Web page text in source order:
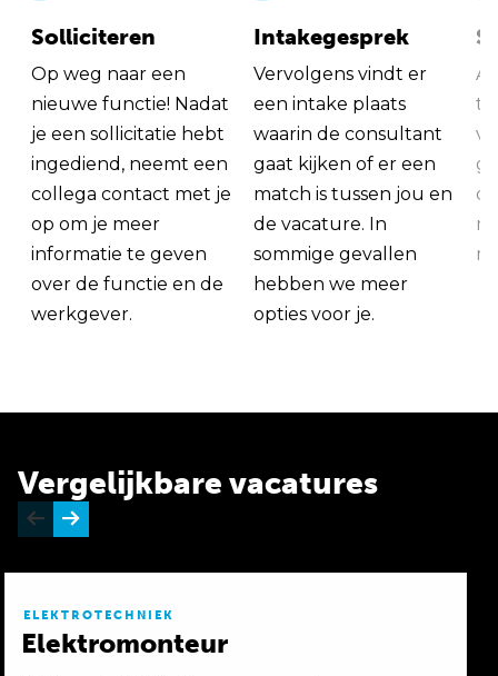
Solliciteren
Op weg naar een
nieuwe functie! Nadat
je een sollicitatie hebt
ingediend, neemt een
collega contact met je
op om je meer
informatie te geven
over de functie en de
werkgever.
Intakegesprek
Vervolgens vindt er
een intake plaats
waarin de consultant
gaat kijken of er een
match is tussen jou en
de vacature. In
sommige gevallen
hebben we meer
opties voor je.
Vergelijkbare vacatures
ELEKTROTECHNIEK
Elektromonteur